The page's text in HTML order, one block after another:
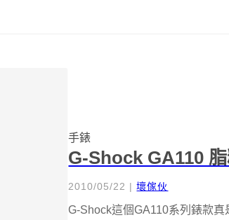
手錶
G-Shock GA110 脂
2010/05/22 |壞傢伙
G-Shock這個GA110系列錶款